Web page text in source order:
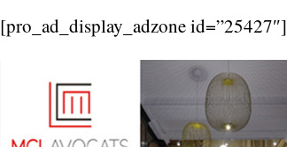
[pro_ad_display_adzone id=”25427″]